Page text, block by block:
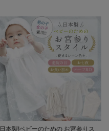
日本製!ベビーのための お宮参りス